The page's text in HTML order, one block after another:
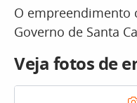
O empreendimento
Governo de Santa
Veja fotos de